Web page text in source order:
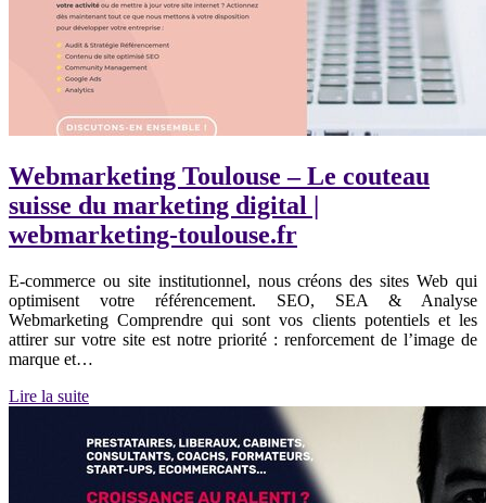
Webmarketing Toulouse – Le couteau
suisse du marketing digital |
webmarketing-toulouse.fr
E-commerce ou site institutionnel, nous créons des sites Web qui
optimisent votre référencement. SEO, SEA & Analyse
Webmarketing Comprendre qui sont vos clients potentiels et les
attirer sur votre site est notre priorité : renforcement de l’image de
marque et…
Lire la suite